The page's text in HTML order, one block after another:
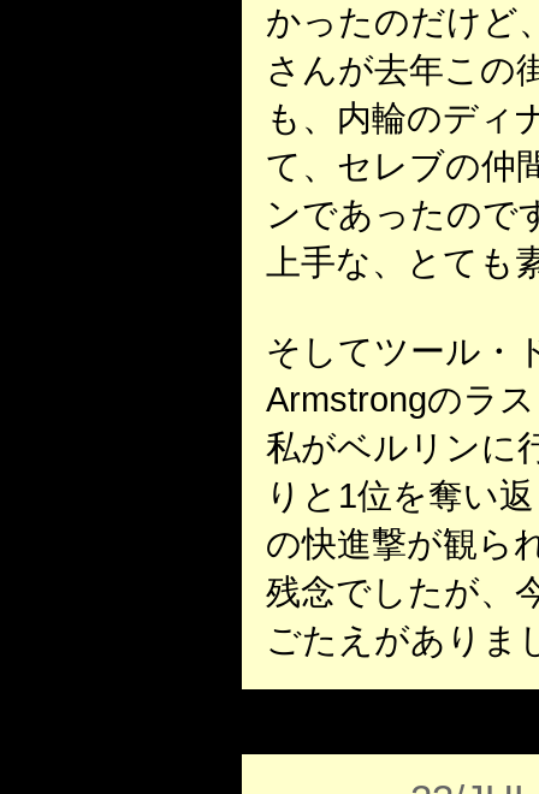
かったのだけど
さんが去年この
も、内輪のディ
て、セレブの仲
ンであったので
上手な、とても
そしてツール・
Armstrongのラ
私がベルリンに
りと1位を奪い
の快進撃が観ら
残念でしたが、
ごたえがありま